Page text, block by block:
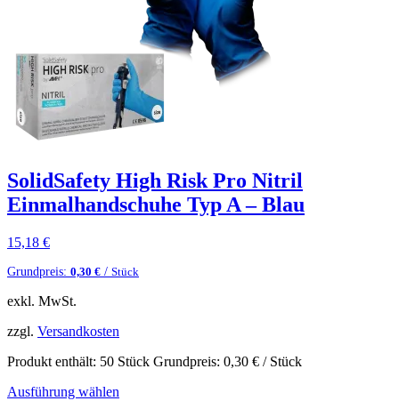
SolidSafety High Risk Pro Nitril
Einmalhandschuhe Typ A – Blau
15,18 €
Grundpreis: 0,30 € / Stück
exkl. MwSt.
zzgl. Versandkosten
Produkt enthält: 50 Stück Grundpreis: 0,30 € / Stück
Ausführung wählen